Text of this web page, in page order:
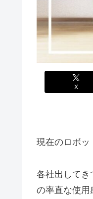
X
現在のロボッ
各社出してき
の率直な使用